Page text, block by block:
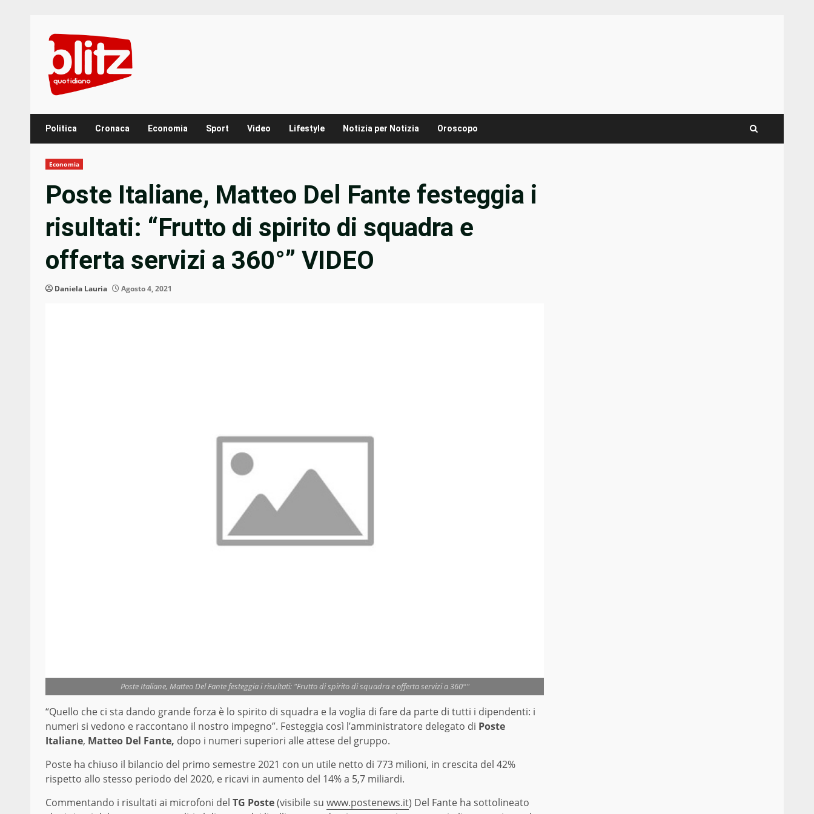
content
Politica Cronaca Economia Sport Video Lifestyle Notizia per Notizia Oroscopo
Economia
Poste Italiane, Matteo Del Fante festeggia i
risultati: “Frutto di spirito di squadra e
offerta servizi a 360°” VIDEO
Daniela Lauria Agosto 4, 2021
Poste Italiane, Matteo Del Fante festeggia i risultati: "Frutto di spirito di squadra e offerta servizi a 360°"
“Quello che ci sta dando grande forza è lo spirito di squadra e la voglia di fare da parte di tutti i dipendenti: i
numeri si vedono e raccontano il nostro impegno”. Festeggia così l’amministratore delegato di Poste
Italiane, Matteo Del Fante, dopo i numeri superiori alle attese del gruppo.
Poste ha chiuso il bilancio del primo semestre 2021 con un utile netto di 773 milioni, in crescita del 42%
rispetto allo stesso periodo del 2020, e ricavi in aumento del 14% a 5,7 miliardi.
Commentando i risultati ai microfoni del TG Poste(visibile su www.postenews.it) Del Fante ha sottolineato